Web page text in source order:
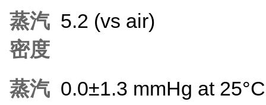
蒸汽
密度
5.2 (vs air)
蒸汽 0.0±1.3 mmHg at 25°C